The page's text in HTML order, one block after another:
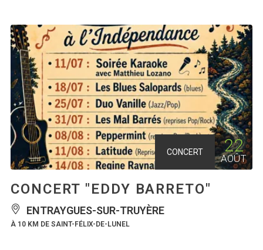
CONCERT 22
AOÛT
CONCERT "EDDY BARRETO"
ENTRAYGUES-SUR-TRUYÈRE
À 10 KM DE SAINT-FÉLIX-DE-LUNEL